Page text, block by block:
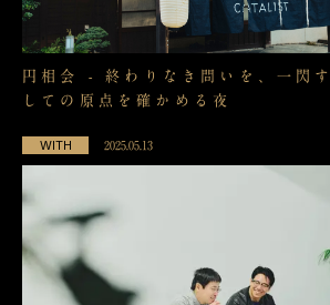
円相会 - 終わりなき問いを、一閃
しての原点を確かめる夜
WITH 2025.05.13